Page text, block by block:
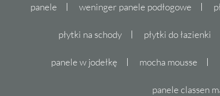
panele weninger panele podłogowe
płytki na schody płytki do łazienki
panele w jodełkę mocha mousse
panele classen